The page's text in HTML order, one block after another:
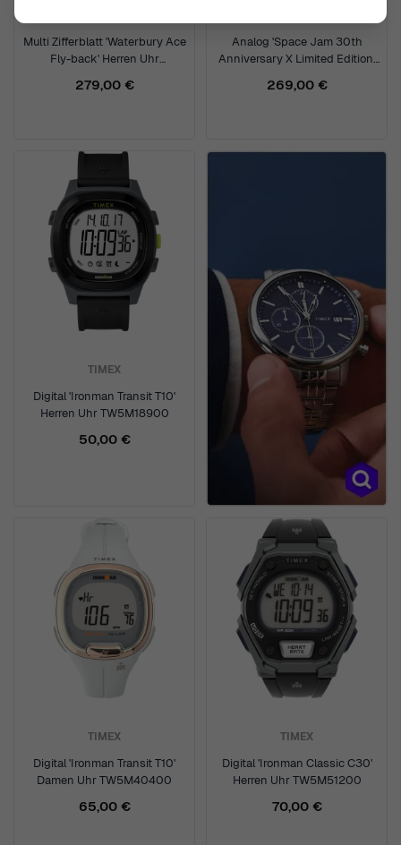
Multi Zifferblatt 'Waterbury Ace
Fly-back' Herren Uhr
279,00 €
Analog 'Space Jam 30th
Anniversary X Limited Edition'
269,00 €
TIMEX
Digital 'Ironman Transit T10'
Herren Uhr TW5M18900
50,00 €
TIMEX
Digital 'Ironman Transit T10'
Damen Uhr TW5M40400
65,00 €
TIMEX
Digital 'Ironman Classic C30'
Herren Uhr TW5M51200
70,00 €